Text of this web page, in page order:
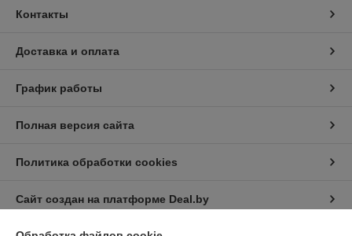
Контакты
Доставка и оплата
График работы
Полная версия сайта
Политика обработки cookies
Сайт создан на платформе Deal.by